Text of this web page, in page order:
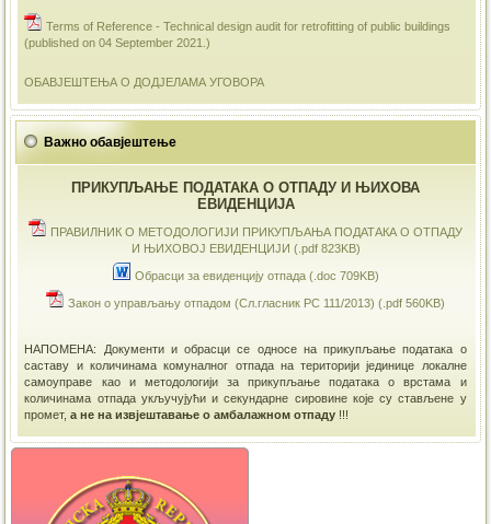
Terms of Reference - Technical design audit for retrofitting of public buildings
(published on 04 September 2021.)
ОБАВЈЕШТЕЊА О ДОДЈЕЛАМА УГОВОРА
Важно обавјештење
ПРИКУПЉАЊЕ ПОДАТАКА О ОТПАДУ И ЊИХОВА
ЕВИДЕНЦИЈА
ПРАВИЛНИК О МЕТОДОЛОГИЈИ ПРИКУПЉАЊА ПОДАТАКА О ОТПАДУ
И ЊИХОВОЈ ЕВИДЕНЦИЈИ (.pdf 823KB)
Обрасци за евиденцију отпада (.doc 709KB)
Закон о управљању отпадом (Сл.гласник РС 111/2013) (.pdf 560KB)
НАПОМЕНА: Документи и обрасци се односе на прикупљање података о
саставу и количинама комуналног отпада на територији јединице локалне
самоуправе као и методологији за прикупљање података о врстама и
количинама отпада укључујући и секундарне сировине које су стављене у
промет,а не на извјештавање о амбалажном отпаду !!!